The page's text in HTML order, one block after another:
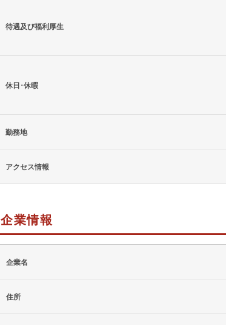
待遇及び福利厚生
休日･休暇
勤務地
アクセス情報
企業情報
企業名
住所